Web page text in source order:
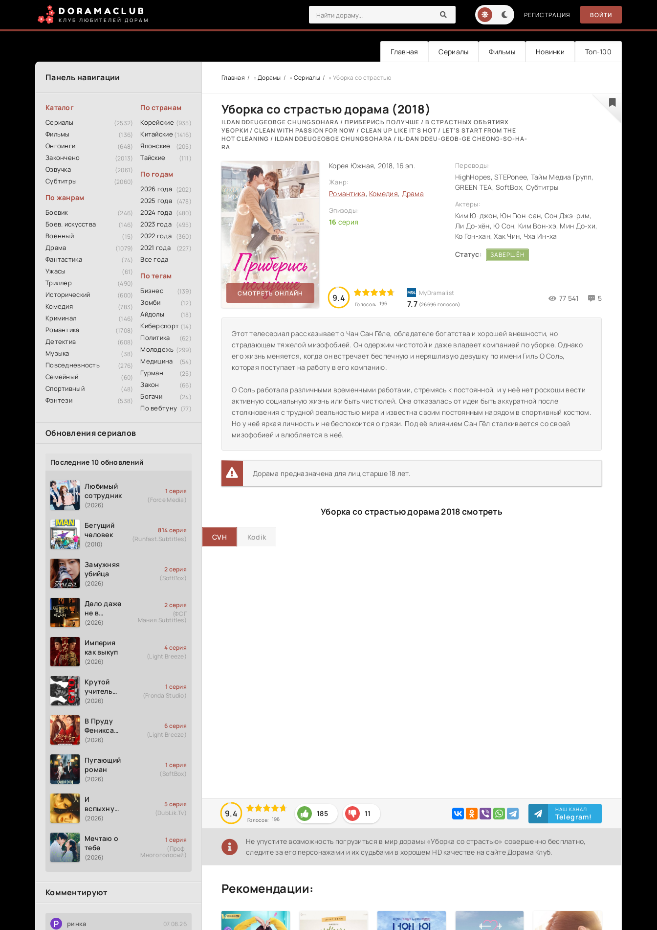
DORAMACLUB
КЛУБ ЛЮБИТЕЛЕЙ ДОРАМ
РЕГИСТРАЦИЯ ВОЙТИ
Главная Сериалы Фильмы Новинки Топ-100
Панель навигации
Каталог
Сериалы (2532)
Фильмы (136)
Онгоинги (648)
Закончено (2013)
Озвучка (2061)
Субтитры (2060)
По жанрам
Боевик (246)
Боев. искусства (146)
Военный (15)
Драма (1079)
Фантастика (74)
Ужасы (61)
Триллер (490)
Исторический (600)
Комедия (783)
Криминал (146)
Романтика (1708)
Детектив (608)
Музыка (38)
Повседневность (276)
Семейный (60)
Спортивный (48)
Фэнтези (538)
По странам
Корейские (935)
Китайские (1416)
Японские (205)
Тайские (111)
По годам
2026 года (202)
2025 года (478)
2024 года (480)
2023 года (495)
2022 года (360)
2021 года (227)
Все года
По тегам
Бизнес (139)
Зомби (12)
Айдолы (18)
Киберспорт (14)
Политика (62)
Молодежь (299)
Медицина (54)
Гурман (25)
Закон (66)
Богачи (24)
По вебтуну (77)
Обновления сериалов
Последние 10 обновлений
Любимый
сотрудник
(2026)
1 серия
(Force Media)
Бегущий
человек
(2010)
814 серия
(Runfast.Subtitles)
Замужняя
убийца
(2026)
2 серия
(SoftBox)
Дело даже
не в
измене
(2026)
2 серия
(ФСГ
Мания.Subtitles)
Империя
как выкуп
(2026)
4 серия
(Light Breeze)
Крутой
учитель
Онидзука
(2026)
(2026)
1 серия
(Fronda Studio)
В Пруду
Феникса
рождается
(2026)
6 серия
(Light Breeze)
Пугающий
роман
(2026)
1 серия
(SoftBox)
И
вспыхнуло
пламя
(2026)
5 серия
(DubLik.Tv)
Мечтаю о
тебе
(2026)
1 серия
(Проф.
Многоголосый)
Комментируют
Р ринка 07.08.26
Главная »Дорамы » Сериалы » Уборка со страстью
Уборка со страстью дорама (2018)
ILDAN DDEUGEOBGE CHUNGSOHARA / ПРИБЕРИСЬ ПОЛУЧШЕ / В СТРАСТНЫХ ОБЪЯТИЯХ
УБОРКИ / CLEAN WITH PASSION FOR NOW / CLEAN UP LIKE IT'S HOT / LET'S START FROM THE
HOT CLEANING / ILDAN DDEUGEOBGE CHUNGSOHARA / IL-DAN DDEU-GEOB-GE CHEONG-SO-HA-
RA
СМОТРЕТЬ ОНЛАЙН
Корея Южная, 2018, 16 эп.
Жанр:
Романтика, Комедия, Драма
Эпизоды:
16 серия
9.4
Голосов: 196 7.7 (26696 голосов)
77 541 5
Переводы:
HighHopes, STEPonee, Тайм Медиа Групп,
GREEN TEA, SoftBox, Субтитры
Актеры:
Ким Ю-джон, Юн Гюн-сан, Сон Джэ-рим,
Ли До-хён, Ю Сон, Ким Вон-хэ, Мин До-хи,
Ко Гон-хан, Хак Чин, Чха Ин-ха
Статус:
ЗАВЕРШЁН
Этот телесериал рассказывает о Чан Сан Гёле, обладателе богатства и хорошей внешности, но
страдающем тяжелой мизофобией. Он одержим чистотой и даже владеет компанией по уборке. Однако
его жизнь меняется, когда он встречает беспечную и неряшливую девушку по имени Гиль О Соль,
которая поступает на работу в его компанию.
О Соль работала различными временными работами, стремясь к постоянной, и у неё нет роскоши вести
активную социальную жизнь или быть чистюлей. Она отказалась от идеи быть аккуратной после
столкновения с трудной реальностью мира и известна своим постоянным нарядом в спортивный костюм.
Но у неё яркая личность и не беспокоится о грязи. Под её влиянием Сан Гёл сталкивается со своей
мизофобией и влюбляется в неё.
Дорама предназначена для лиц старше 18 лет.
Уборка со страстью дорама 2018 смотреть
CVH Kodik
9.4
Голосов: 196
185 11 НАШ КАНАЛ
Telegram!
Не упустите возможность погрузиться в мир дорамы «Уборка со страстью» совершенно бесплатно,
следите за его персонажами и их судьбами в хорошем HD качестве на сайте Дорама Клуб.
Рекомендации: